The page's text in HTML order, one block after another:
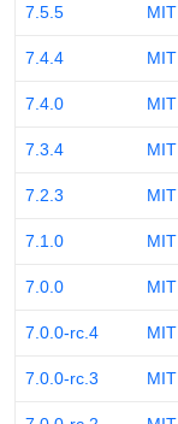
7.5.5 MIT
7.4.4 MIT
7.4.0 MIT
7.3.4 MIT
7.2.3 MIT
7.1.0 MIT
7.0.0 MIT
7.0.0-rc.4 MIT
7.0.0-rc.3 MIT